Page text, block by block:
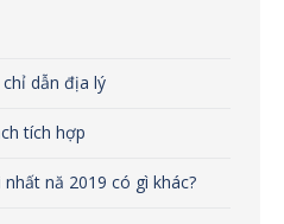
dẫn địa lý
tích hợp
nă 2019 có gì khác?